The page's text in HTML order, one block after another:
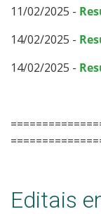
11/02/2025 -
14/02/2025 -
14/02/2025 -
Editais